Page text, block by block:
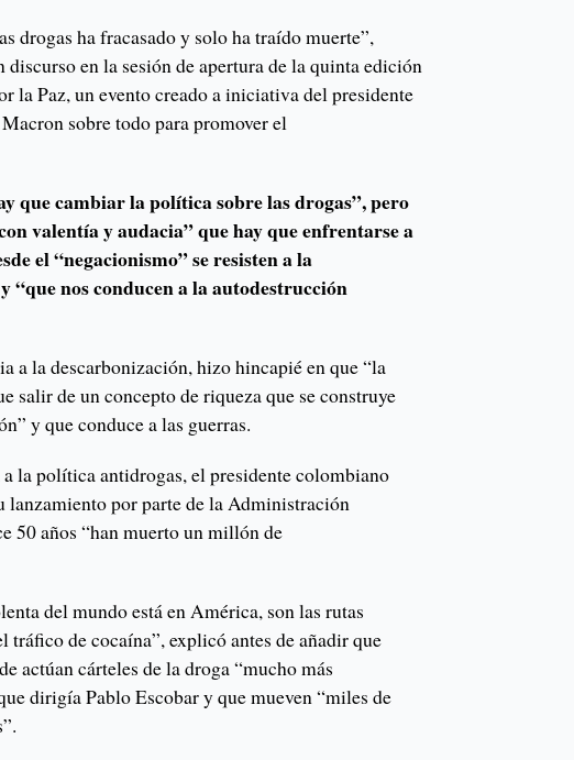
drogas ha fracasado y solo ha traído muerte”,
discurso en la sesión de apertura de la quinta edición
la Paz, un evento creado a iniciativa del presidente
sobre todo para promover el
que cambiar la política sobre las drogas”, pero
valentía y audacia” que hay que enfrentarse a
el “negacionismo” se resisten a la
“que nos conducen a la autodestrucción
a la descarbonización, hizo hincapié en que “la
salir de un concepto de riqueza que se construye
y que conduce a las guerras.
a la política antidrogas, el presidente colombiano
lanzamiento por parte de la Administración
50 años “han muerto un millón de
del mundo está en América, son las rutas
tráfico de cocaína”, explicó antes de añadir que
actúan cárteles de la droga “mucho más
dirigía Pablo Escobar y que mueven “miles de